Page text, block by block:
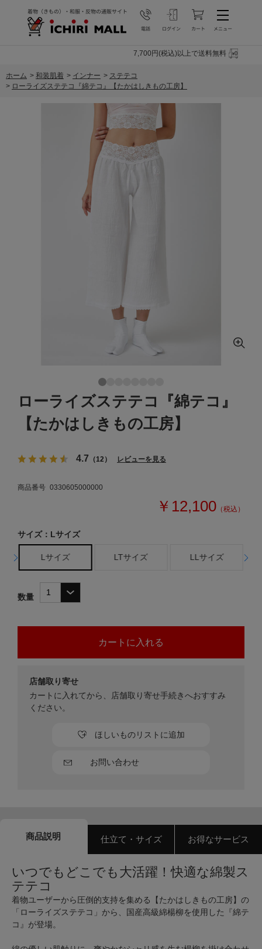
7,700円(税込)以上で送料無料
ホーム > 和装肌着 > インナー > ステテコ
> ローライズステテコ『綿テコ』【たかはしきもの工房】
ローライズステテコ『綿テコ』
【たかはしきもの工房】
4.7 （12） レビューを見る
商品番号 0330605000000
￥12,100 （税込）
サイズ：Lサイズ
Lサイズ LTサイズ LLサイズ
数量
お問い合わせ
ほしいものリストに追加
店舗取り寄せ
カートに入れてから、店舗取り寄せ手続きへおすすみ
ください。
商品説明 仕立て・サイズ お得なサービス
いつでもどこでも大活躍！快適な綿製ス
テテコ
着物ユーザーから圧倒的支持を集める【たかはしきもの工房】の
「ローライズステテコ」から、国産高級綿楊柳を使用した『綿テ
コ』が登場。